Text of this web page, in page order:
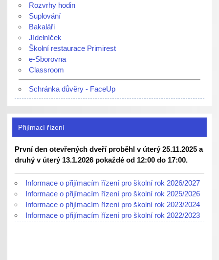
Rozvrhy hodin
Suplování
Bakaláři
Jídelníček
Školní restaurace Primirest
e-Sborovna
Classroom
Schránka důvěry - FaceUp
Přijímací řízení
První den otevřených dveří proběhl v úterý 25.11.2025 a
druhý v úterý 13.1.2026 pokaždé od 12:00 do 17:00.
Informace o přijímacím řízení pro školní rok 2026/2027
Informace o přijímacím řízení pro školní rok 2025/2026
Informace o přijímacím řízení pro školní rok 2023/2024
Informace o přijímacím řízení pro školní rok 2022/2023